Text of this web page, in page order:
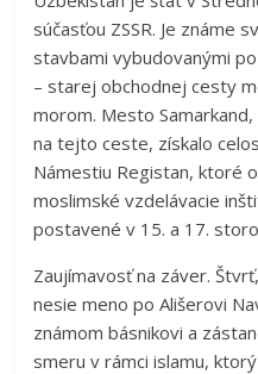
súčasťou ZSSR. Je známe
stavbami vybudovanými
– starej obchodnej cesty
morom. Mesto
na tejto ceste, získalo
Námestiu Registan, ktoré
moslimské vzdelávacie
postavené v 15. a 17.
Zaujímavosť na záver.
nesie meno po Ališerovi
známom básnikovi a
smeru v rámci islamu,